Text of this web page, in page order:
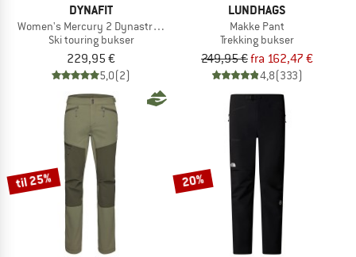
DYNAFIT
Women's Mercury 2 Dynastretch Pant
Ski touring bukser
229,95 €
5,0(2)
LUNDHAGS
Makke Pant
Trekking bukser
249,95 €fra 162,47 €
4,8(333)
til 25% 20%